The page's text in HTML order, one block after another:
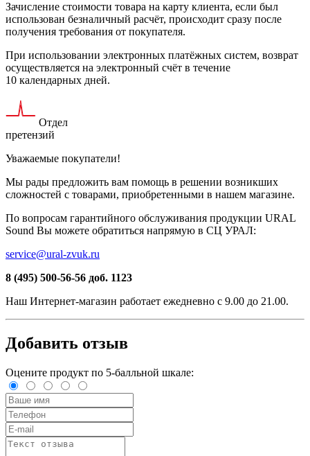
Зачисление стоимости товара на карту клиента, если был
использован безналичный расчёт, происходит сразу после
получения требования от покупателя.
При использовании электронных платёжных систем, возврат
осуществляется на электронный счёт в течение
10 календарных дней.
Отдел
претензий
Уважаемые покупатели!
Мы рады предложить вам помощь в решении возникших
сложностей c товарами, приобретенными в нашем магазине.
По вопросам гарантийного обслуживания продукции URAL
Sound Вы можете обратиться напрямую в СЦ УРАЛ:
service@ural-zvuk.ru
8 (495) 500-56-56 доб. 1123
Наш Интернет-магазин работает ежедневно с 9.00 до 21.00.
Добавить отзыв
Оцените продукт по 5-балльной шкале: